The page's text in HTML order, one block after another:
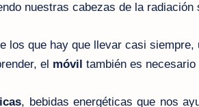
nuestras cabezas de la radiación
los que hay que llevar casi siempre,
el móvil tambiénes necesario
, bebidas energéticas que nos